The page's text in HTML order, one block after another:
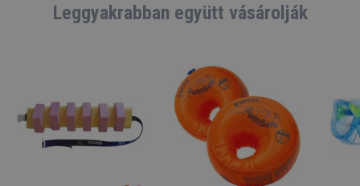
Leggyakrabban együtt vásárolják